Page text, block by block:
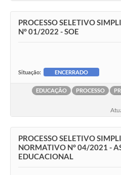
PROCESSO SELETIVO
N° 01/2022 - SOE
Situação: ENCERRADO
EDUCAÇÃO PROCESSO
PROCESSO SELETIVO
NORMATIVO N° 04/2021 -
EDUCACIONAL